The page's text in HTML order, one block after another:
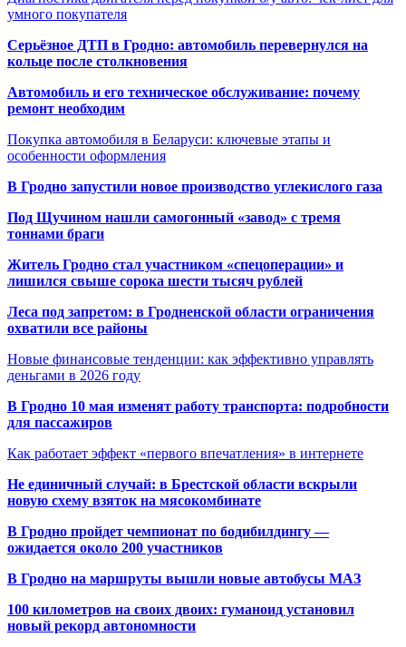
умного покупателя
Серьёзное ДТП в Гродно: автомобиль перевернулся на
кольце после столкновения
Автомобиль и его техническое обслуживание: почему
ремонт необходим
Покупка автомобиля в Беларуси: ключевые этапы и
особенности оформления
В Гродно запустили новое производство углекислого газа
Под Щучином нашли самогонный «завод» с тремя
тоннами браги
Житель Гродно стал участником «спецоперации» и
лишился свыше сорока шести тысяч рублей
Леса под запретом: в Гродненской области ограничения
охватили все районы
Новые финансовые тенденции: как эффективно управлять
деньгами в 2026 году
В Гродно 10 мая изменят работу транспорта: подробности
для пассажиров
Как работает эффект «первого впечатления» в интернете
Не единичный случай: в Брестской области вскрыли
новую схему взяток на мясокомбинате
В Гродно пройдет чемпионат по бодибилдингу —
ожидается около 200 участников
В Гродно на маршруты вышли новые автобусы МАЗ
100 километров на своих двоих: гуманоид установил
новый рекорд автономности